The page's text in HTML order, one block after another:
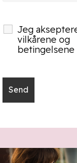
Jeg
vilkårene og
betingelsene